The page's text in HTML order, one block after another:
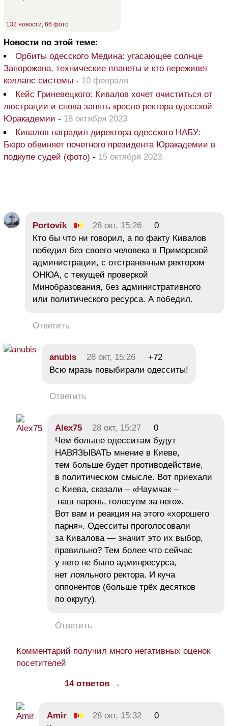
132 новости, 66 фото
Новости по этой теме:
Орбиты одесского Медина: угасающее солнце
Запорожана, технические планеты и кто переживет
коллапс системы - 10 февраля
Кейс Гриневецкого: Кивалов хочет очиститься от
люстрации и снова занять кресло ректора одесской
Юракадемии - 18 октября 2023
Кивалов наградил директора одесского НАБУ:
Бюро обвиняет почетного президента Юракадемии в
подкупе судей (фото) - 15 октября 2023
Portovik 28 окт, 15:26
0
Кто бы что ни говорил, а по факту Кивалов
победил без своего человека в Приморской
администрации, с отстраненным ректором
ОНЮА, с текущей проверкой
Минобразования, без административного
или политического ресурса. А победил.
Ответить
anubis 28 окт, 15:26
+72
Всю мразь повыбирали одесситы!
Ответить
Alex75 28 окт, 15:27
0
Чем больше одесситам будут
НАВЯЗЫВАТЬ мнение в Киеве,
тем больше будет противодействие,
в политическом смысле. Вот приехали
с Киева, сказали – «Наумчак –
наш парень, голосуем за него».
Вот вам и реакция на этого «хорошего
парня». Одесситы проголосовали
за Кивалова — значит это их выбор,
правильно? Тем более что сейчас
у него не было админресурса,
нет лояльного ректора. И куча
оппонентов (больше трёх десятков
по округу).
Ответить
Комментарий получил много негативных оценок
посетителей
14 ответов →
Amir 28 окт, 15:32
0